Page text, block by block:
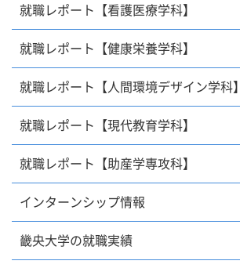
就職レポート【看護医療学科】
就職レポート【健康栄養学科】
就職レポート【人間環境デザイン学科】
就職レポート【現代教育学科】
就職レポート【助産学専攻科】
インターンシップ情報
畿央大学の就職実績